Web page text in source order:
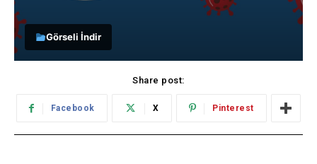
Görseli İndir
Share post:
Facebook X Pinterest